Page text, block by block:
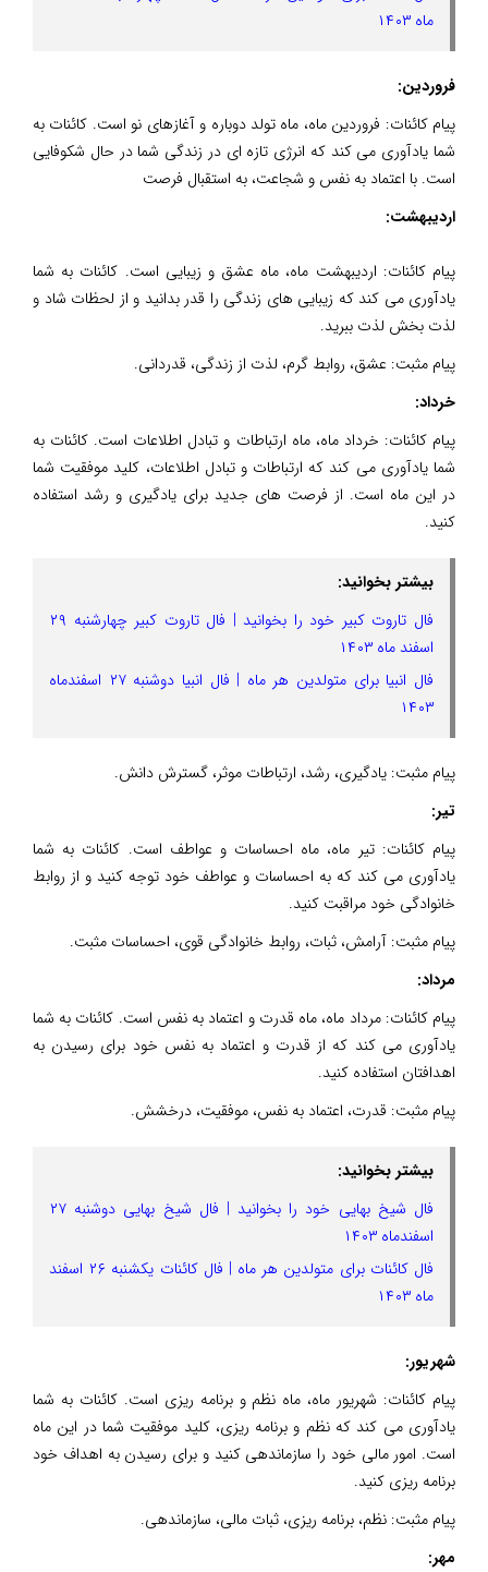
ماه ۱۴۰۳
فروردین:
پیام کائنات: فروردین ماه، ماه تولد دوباره و آغازهای نو است. کائنات به
شما یادآوری می کند که انرژی تازه ای در زندگی شما در حال شکوفایی
است. با اعتماد به نفس و شجاعت، به استقبال فرصت
اردیبهشت:
پیام کائنات: اردیبهشت ماه، ماه عشق و زیبایی است. کائنات به شما
یادآوری می کند که زیبایی های زندگی را قدر بدانید و از لحظات شاد و
لذت بخش لذت ببرید.
پیام مثبت: عشق، روابط گرم، لذت از زندگی، قدردانی.
خرداد:
پیام کائنات: خرداد ماه، ماه ارتباطات و تبادل اطلاعات است. کائنات به
شما یادآوری می کند که ارتباطات و تبادل اطلاعات، کلید موفقیت شما
در این ماه است. از فرصت های جدید برای یادگیری و رشد استفاده
کنید.
بیشتر بخوانید:
فال تاروت کبیر خود را بخوانید | فال تاروت کبیر چهارشنبه ۲۹
اسفند ماه ۱۴۰۳
فال انبیا برای متولدین هر ماه | فال انبیا دوشنبه ۲۷ اسفندماه
۱۴۰۳
پیام مثبت: یادگیری، رشد، ارتباطات موثر، گسترش دانش.
تیر:
پیام کائنات: تیر ماه، ماه احساسات و عواطف است. کائنات به شما
یادآوری می کند که به احساسات و عواطف خود توجه کنید و از روابط
خانوادگی خود مراقبت کنید.
پیام مثبت: آرامش، ثبات، روابط خانوادگی قوی، احساسات مثبت.
مرداد:
پیام کائنات: مرداد ماه، ماه قدرت و اعتماد به نفس است. کائنات به شما
یادآوری می کند که از قدرت و اعتماد به نفس خود برای رسیدن به
اهدافتان استفاده کنید.
پیام مثبت: قدرت، اعتماد به نفس، موفقیت، درخشش.
بیشتر بخوانید:
فال شیخ بهایی خود را بخوانید | فال شیخ بهایی دوشنبه ۲۷
اسفندماه ۱۴۰۳
فال کائنات برای متولدین هر ماه | فال کائنات یکشنبه ۲۶ اسفند
ماه ۱۴۰۳
شهریور:
پیام کائنات: شهریور ماه، ماه نظم و برنامه ریزی است. کائنات به شما
یادآوری می کند که نظم و برنامه ریزی، کلید موفقیت شما در این ماه
است. امور مالی خود را سازماندهی کنید و برای رسیدن به اهداف خود
برنامه ریزی کنید.
پیام مثبت: نظم، برنامه ریزی، ثبات مالی، سازماندهی.
مهر: